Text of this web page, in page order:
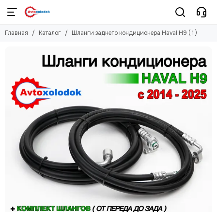
Главная Каталог Шланги заднего кондиционера Haval H9 ( 1 )